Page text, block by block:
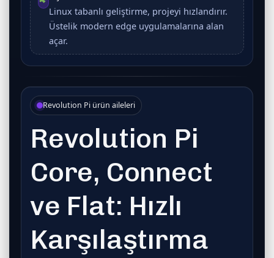
Linux tabanlı geliştirme, projeyi hızlandırır.
Üstelik modern edge uygulamalarına alan
açar.
Revolution Pi ürün aileleri
Revolution Pi
Core, Connect
ve Flat: Hızlı
Karşılaştırma